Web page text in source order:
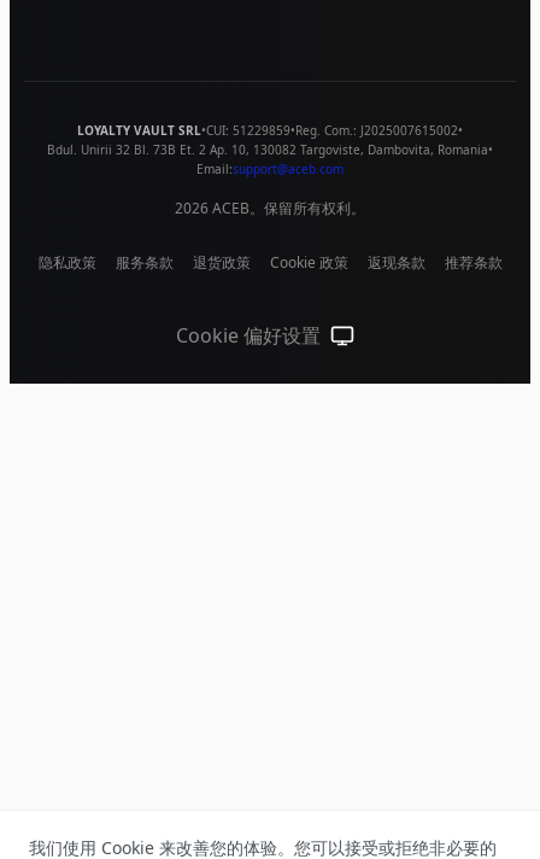
LOYALTY VAULT SRL•CUI: 51229859•Reg. Com.: J2025007615002•
Bdul. Unirii 32 Bl. 73B Et. 2 Ap. 10, 130082 Targoviste, Dambovita, Romania•
Email:support@aceb.com
2026ACEB。保留所有权利。
隐私政策 服务条款 退货政策 Cookie 政策 返现条款 推荐条款
Cookie 偏好设置 跟随系统（点击切换到浅色
我们使用 Cookie 来改善您的体验。您可以接受或拒绝非必要的